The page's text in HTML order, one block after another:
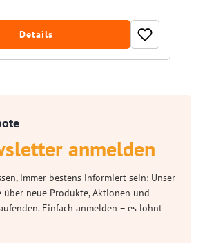
Details
anmelden
immer bestens informiert sein: Unser
über neue Produkte, Aktionen und
Einfach anmelden – es lohnt